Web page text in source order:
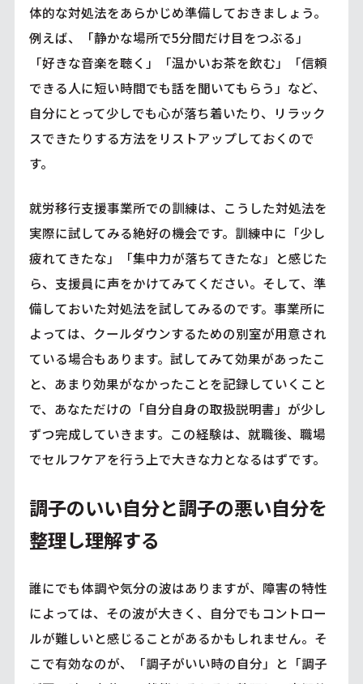
体的な対処法をあらかじめ準備しておきましょう。
例えば、「静かな場所で5分間だけ目をつぶる」
「好きな音楽を聴く」「温かいお茶を飲む」「信頼
できる人に短い時間でも話を聞いてもらう」など、
自分にとって少しでも心が落ち着いたり、リラック
スできたりする方法をリストアップしておくので
す。
就労移行支援事業所での訓練は、こうした対処法を
実際に試してみる絶好の機会です。訓練中に「少し
疲れてきたな」「集中力が落ちてきたな」と感じた
ら、支援員に声をかけてみてください。そして、準
備しておいた対処法を試してみるのです。事業所に
よっては、クールダウンするための別室が用意され
ている場合もあります。試してみて効果があったこ
と、あまり効果がなかったことを記録していくこと
で、あなただけの「自分自身の取扱説明書」が少し
ずつ完成していきます。この経験は、就職後、職場
でセルフケアを行う上で大きな力となるはずです。
調子のいい自分と調子の悪い自分を
整理し理解する
誰にでも体調や気分の波はありますが、障害の特性
によっては、その波が大きく、自分でもコントロー
ルが難しいと感じることがあるかもしれません。そ
こで有効なのが、「調子がいい時の自分」と「調子